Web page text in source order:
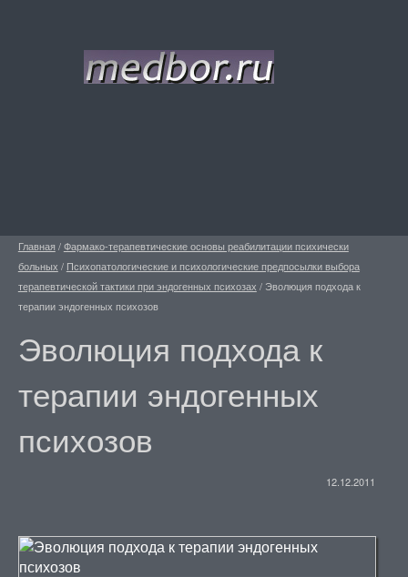
Главная /Фармако-терапевтические основы реабилитации психически
больных / Психопатологические и психологические предпосылки выбора
терапевтической тактики при эндогенных психозах / Эволюция подхода к
терапии эндогенных психозов
Эволюция подхода к
терапии эндогенных
психозов
12.12.2011